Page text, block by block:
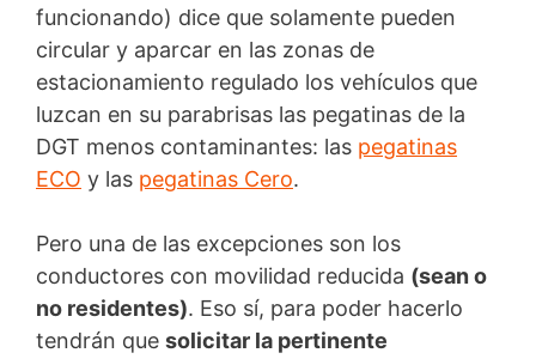
funcionando) dice que solamente pueden
circular y aparcar en las zonas de
estacionamiento regulado los vehículos que
luzcan en su parabrisas las pegatinas de la
DGT menos contaminantes: las pegatinas
ECO y las pegatinas Cero.
Pero una de las excepciones son los
conductores con movilidad reducida (sean o
no residentes). Eso sí, para poder hacerlo
tendrán que solicitar la pertinente